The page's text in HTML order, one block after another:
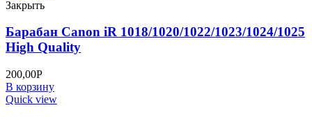
Закрыть
Барабан Canon iR 1018/1020/1022/1023/1024/1025
High Quality
200,00Р
В корзину
Quick view